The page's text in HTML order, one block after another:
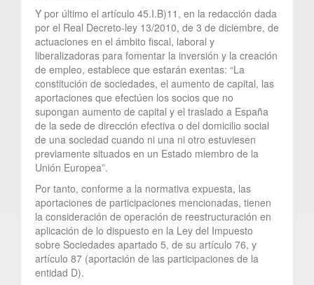
Y por último el artículo 45.I.B)11, en la redacción dada
por el Real Decreto-ley 13/2010, de 3 de diciembre, de
actuaciones en el ámbito fiscal, laboral y
liberalizadoras para fomentar la inversión y la creación
de empleo, establece que estarán exentas: “La
constitución de sociedades, el aumento de capital, las
aportaciones que efectúen los socios que no
supongan aumento de capital y el traslado a España
de la sede de dirección efectiva o del domicilio social
de una sociedad cuando ni una ni otro estuviesen
previamente situados en un Estado miembro de la
Unión Europea”.
Por tanto, conforme a la normativa expuesta, las
aportaciones de participaciones mencionadas, tienen
la consideración de operación de reestructuración en
aplicación de lo dispuesto en la Ley del Impuesto
sobre Sociedades apartado 5, de su artículo 76, y
artículo 87 (aportación de las participaciones de la
entidad D).